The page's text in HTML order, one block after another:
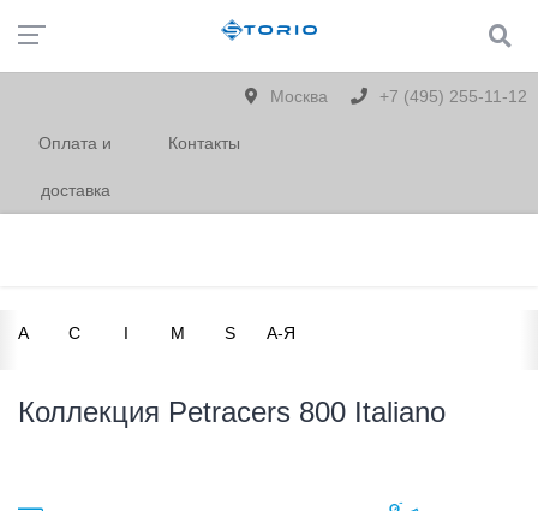
Москва +7 (495) 255-11-12
Оплата и
доставка
Контакты
A C I M S А-Я
Коллекция Petracers 800 Italiano